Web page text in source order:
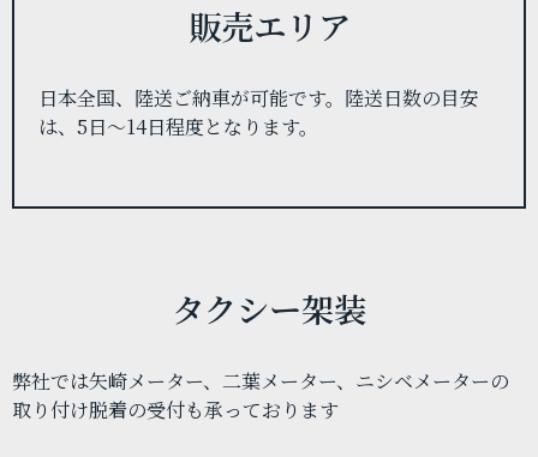
販売エリア
日本全国、陸送ご納車が可能です。 陸送日数の目安
は、5日〜14日程度となります。
タクシー架装
弊社では矢崎メーター、二葉メーター、ニシベメーターの
取り付け脱着の受付も承っております